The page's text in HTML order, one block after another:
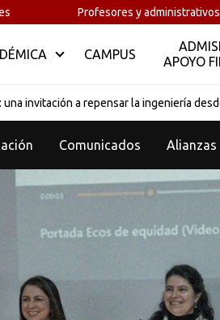
Profesores y administrativos
CAMPUS
APOYO
una invitación a repensar la ingeniería
Comunicados Alianzas